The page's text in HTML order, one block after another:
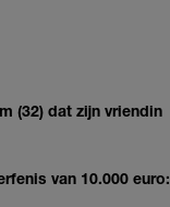
(32) dat zijn vriendin
van 10.000 euro: